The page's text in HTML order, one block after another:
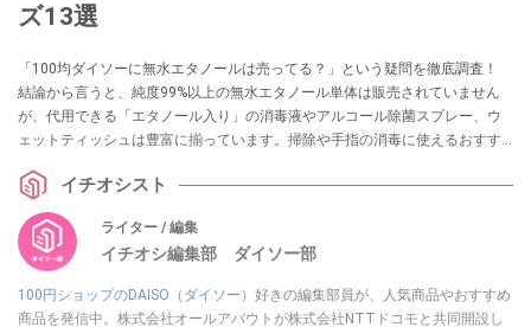
ズ13選
「100均ダイソーに無水エタノールは売ってる？」という疑問を徹底調査！
結論から言うと、純度99%以上の無水エタノール単体は販売されていません
が、代用できる「エタノール入り」の消毒液やアルコール除菌スプレー、ウ
ェットティッシュは豊富に揃っています。掃除や手指の消毒に使えるおすす
イチオシスト
ライター / 編集
イチオシ編集部 ダイソー部
100円ショップのDAISO（ダイソー） 好きの編集部員が、人気商品やおすすめ
商品を発信中。株式会社オールアバウトが株式会社NTTドコモと共同開設し